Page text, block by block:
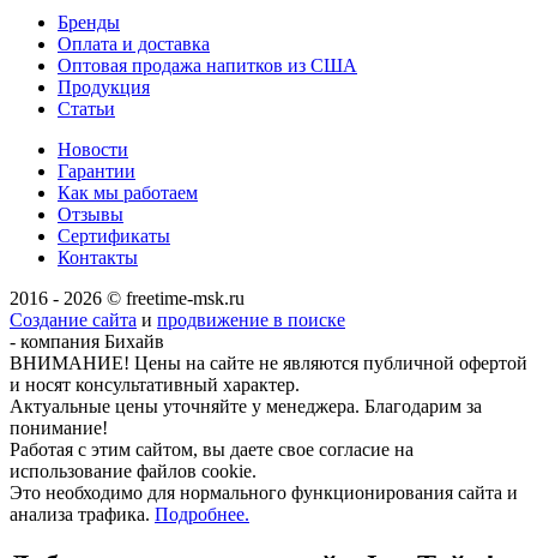
Бренды
Оплата и доставка
Оптовая продажа напитков из США
Продукция
Статьи
Новости
Гарантии
Как мы работаем
Отзывы
Сертификаты
Контакты
2016 - 2026 © freetime-msk.ru
Создание сайта и продвижение в поиске
- компания Бихайв
ВНИМАНИЕ! Цены на сайте не являются публичной офертой
и носят консультативный характер.
Актуальные цены уточняйте у менеджера. Благодарим за
понимание!
Работая с этим сайтом, вы даете свое согласие на
использование файлов cookie.
Это необходимо для нормального функционирования сайта и
анализа трафика. Подробнее.